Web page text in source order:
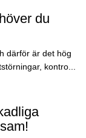
du
därför är det hög
kontro...